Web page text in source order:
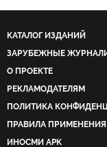
КАТАЛОГ ИЗДАНИЙ
ЗАРУБЕЖНЫЕ
О ПРОЕКТЕ
РЕКЛАМОДАТЕЛЯМ
ПОЛИТИКА
ПРАВИЛА
ИНОСМИ APK